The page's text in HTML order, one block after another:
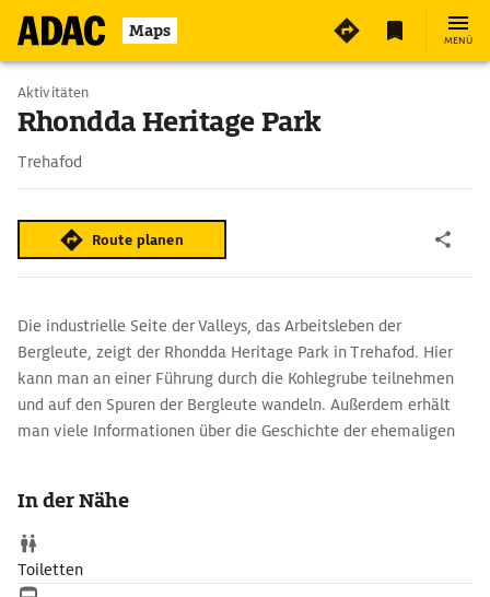
Maps MENÜ
Aktivitäten
Rhondda Heritage Park
Trehafod
Route planen
Die industrielle Seite der Valleys, das Arbeitsleben der
Bergleute, zeigt der Rhondda Heritage Park in Trehafod. Hier
kann man an einer Führung durch die Kohlegrube teilnehmen
und auf den Spuren der Bergleute wandeln. Außerdem erhält
man viele Informationen über die Geschichte der ehemaligen
In der Nähe
Toiletten